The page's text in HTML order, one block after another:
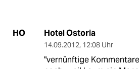
HO Hotel Ostoria
14.09.2012, 12:08 Uhr
"vernünftige